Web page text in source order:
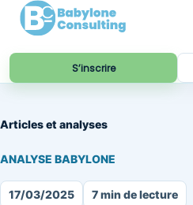
S’inscrire
Articles et analyses
ANALYSE BABYLONE
17/03/2025 7 min de lecture